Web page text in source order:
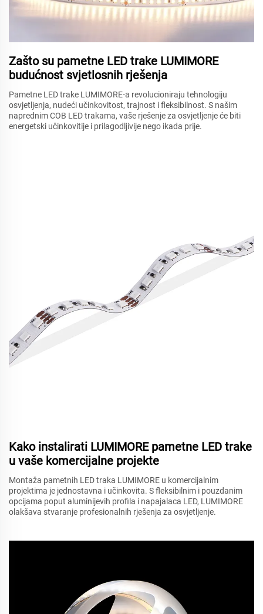
Zašto su pametne LED trake LUMIMORE
budućnost svjetlosnih rješenja
Pametne LED trake LUMIMORE-a revolucioniraju tehnologiju
osvjetljenja, nudeći učinkovitost, trajnost i fleksibilnost. S našim
naprednim COB LED trakama, vaše rješenje za osvjetljenje će biti
energetski učinkovitije i prilagodljivije nego ikada prije.
Kako instalirati LUMIMORE pametne LED trake
u vaše komercijalne projekte
Montaža pametnih LED traka LUMIMORE u komercijalnim
projektima je jednostavna i učinkovita. S fleksibilnim i pouzdanim
opcijama poput aluminijevih profila i napajalaca LED, LUMIMORE
olakšava stvaranje profesionalnih rješenja za osvjetljenje.